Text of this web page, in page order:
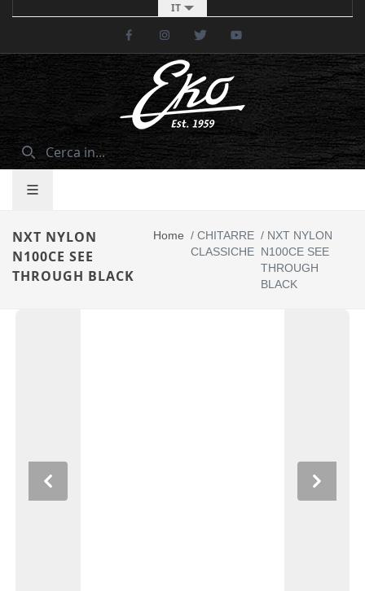
IT
FacebookInstagramTwitter
NXT NYLON
N100CE SEE
THROUGH BLACK
Home / CHITARRE
CLASSICHE
/ NXT NYLON
N100CE SEE
THROUGH
BLACK
Previous Next